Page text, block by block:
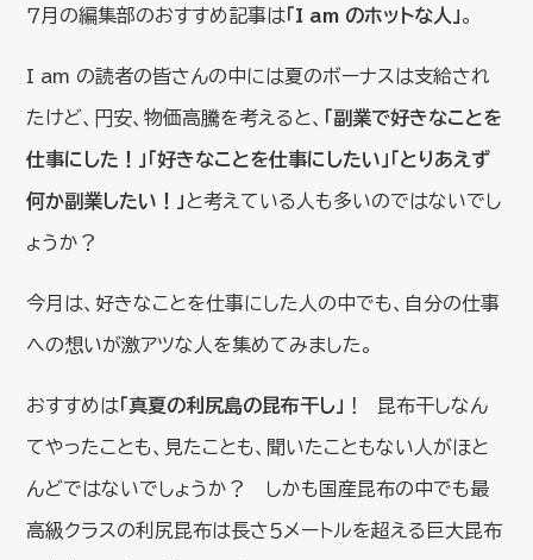
７月の編集部のおすすめ記事は 「I am のホットな人」。
I am の読者の皆さんの中には夏のボーナスは支給され
たけど、円安、物価高騰を考えると、 「副業で好きなことを
仕事にした！」「好きなことを仕事にしたい」「とりあえず
何か副業したい！」 と考えている人も多いのではないでし
ょうか？
今月は、好きなことを仕事にした人の中でも、自分の仕事
への想いが激アツな人を集めてみました。
おすすめは 「真夏の利尻島の昆布干し」 ！ 昆布干しなん
てやったことも、見たことも、聞いたこともない人がほと
んどではないでしょうか？ しかも国産昆布の中でも最
高級クラスの利尻昆布は長さ５メートルを超える巨大昆布